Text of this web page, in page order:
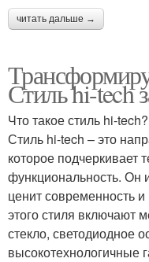
читать дальше →
Стиль hi-tech
Что такое стиль hi-tech?
Стиль hi-tech – это
которое подчеркивает
функциональность. Он
ценит современность
этого стиля включают
стекло, светодиодное
высокотехнологичные